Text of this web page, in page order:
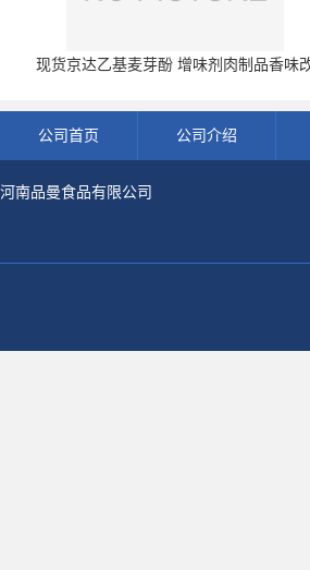
现货京达乙基麦芽酚 增味剂肉制品香味
公司首页 公司介绍
河南品曼食品有限公司